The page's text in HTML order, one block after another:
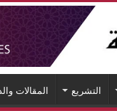
التشريع المقالات